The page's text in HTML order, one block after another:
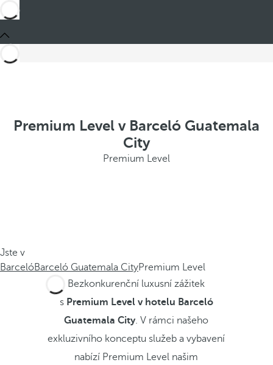
Premium Level v Barceló Guatemala
City
Premium Level
Jste v
BarcelóBarceló Guatemala CityPremium Level
Bezkonkurenční luxusní zážitek
sPremium Level v hotelu Barceló
Guatemala City. V rámci našeho
exkluzivního konceptu služeb a vybavení
nabízí Premium Level našim